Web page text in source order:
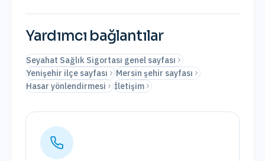
Yardımcı bağlantılar
Seyahat Sağlık Sigortası genel sayfası
Yenişehir ilçe sayfası
Mersin şehir sayfası
Hasar yönlendirmesi
İletişim